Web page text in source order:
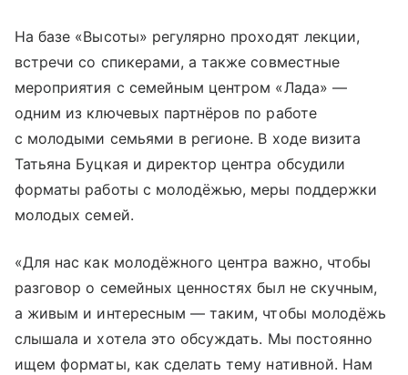
На базе «Высоты» регулярно проходят лекции,
встречи со спикерами, а также совместные
мероприятия с семейным центром «Лада» —
одним из ключевых партнёров по работе
с молодыми семьями в регионе. В ходе визита
Татьяна Буцкая и директор центра обсудили
форматы работы с молодёжью, меры поддержки
молодых семей.
«Для нас как молодёжного центра важно, чтобы
разговор о семейных ценностях был не скучным,
а живым и интересным — таким, чтобы молодёжь
слышала и хотела это обсуждать. Мы постоянно
ищем форматы, как сделать тему нативной. Нам